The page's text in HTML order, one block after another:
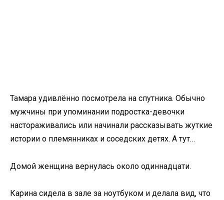
Тамара удивлённо посмотрела на спутника. Обычно
мужчины при упоминании подростка-девочки
настораживались или начинали рассказывать жуткие
истории о племянниках и соседских детях. А тут…
Домой женщина вернулась около одиннадцати.
Карина сидела в зале за ноутбуком и делала вид, что